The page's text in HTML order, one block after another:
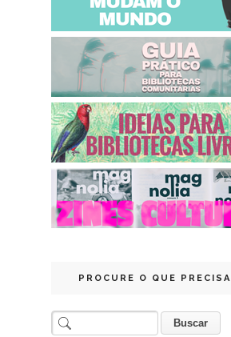
PROCURE O QUE PRECISA